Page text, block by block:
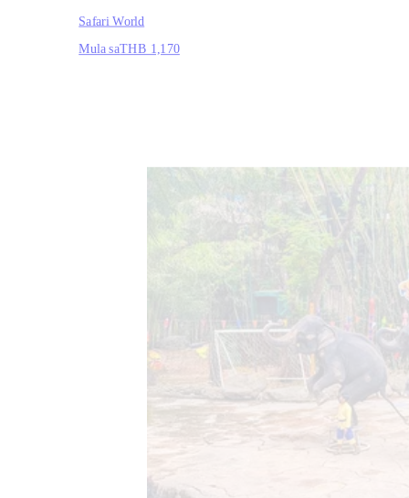
Safari World
Mula saTHB 1,170